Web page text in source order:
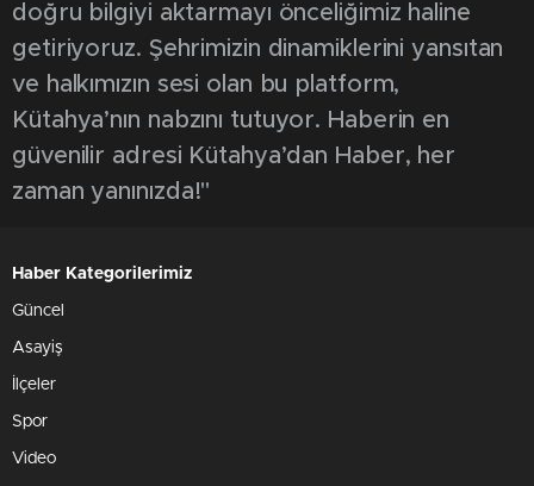
doğru bilgiyi aktarmayı önceliğimiz haline
getiriyoruz. Şehrimizin dinamiklerini yansıtan
ve halkımızın sesi olan bu platform,
Kütahya’nın nabzını tutuyor. Haberin en
güvenilir adresi Kütahya’dan Haber, her
zaman yanınızda!"
Haber Kategorilerimiz
Güncel
Asayiş
İlçeler
Spor
Video